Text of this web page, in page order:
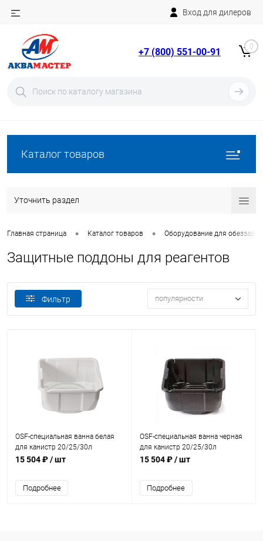
Вход для дилеров
+7 (800) 551-00-91 0
Каталог товаров
Уточнить раздел
Главная страница • Каталог товаров • Оборудование для
Защитные поддоны для реагентов
Фильтр популярности
OSF-специальная ванна белая
для канистр 20/25/30л
(249.010.0310)
15 504 ₽/ шт
Подробнее
OSF-специальная ванна черная
для канистр 20/25/30л
(249.010.0300)
15 504 ₽/ шт
Подробнее